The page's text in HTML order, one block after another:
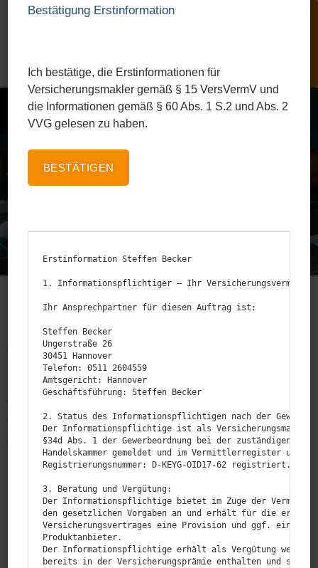
Tier-OP-Versi­cherung
Als Tierhalter möchte man, dass es dem eigenen Tier
an nichts fehlt – vor allem, wenn es um die
Gesundheit geht. Doch auch Tiere werden hin und
wieder unerwartet krank oder verletzen sich. Genau
wie für uns Menschen ist auch hier ein guter Versi­
che­rungs­schutz das A und O. Schließlich kann eine
medizi­nische Behandlung sehr teuer werden.
nungen überrascht werden, ist eine Tierkran­ken­ver­si­
cherung empfeh­lenswert. Muss sich Ihr Hund oder
Ihr Pferd einer medizi­ni­schen Behandlung bzw. OP
unter­ziehen, übernimmt die Versi­cherung die
Bestätigung Erstinformation
Ich bestätige, die Erstinformationen für
Versicherungsmakler gemäß § 15 VersVermV und
die Informationen gemäß § 60 Abs. 1 S.2 und Abs. 2
VVG gelesen zu haben.
BESTÄTIGEN
Erstinformation Steffen Becker
1. Informationspflichtiger — Ihr
Ihr Ansprechpartner für diesen Auftrag ist:
Steffen Becker
Ungerstraße 26
30451 Hannover
Telefon: 0511 2604559
Amtsgericht: Hannover
Geschäftsführung: Steffen Becker
2. Status des Informationspflichtigen nach der
Der Informationspflichtige ist als Versicherungsmakler
§34d Abs. 1 der Gewerbeordnung bei der zuständigen
Handelskammer gemeldet und im Vermittlerregister unter
Registrierungsnummer: D‑KEYG-OID17-62 registriert.
3. Beratung und Vergütung:
Der Informationspflichtige bietet im Zuge der
den gesetzlichen Vorgaben an und erhält für die
Versicherungsvertrages eine Provision und ggf. eine
Produktanbieter.
Der Informationspflichtige erhält als Vergütung weitere
bereits in der Versicherungsprämie enthalten und somit